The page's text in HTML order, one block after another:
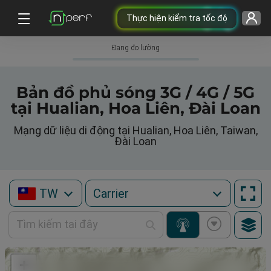
Thực hiện kiểm tra tốc độ
Đang đo lường
Bản đồ phủ sóng 3G / 4G / 5G
tại Hualian, Hoa Liên, Đài Loan
Mạng dữ liệu di động tại Hualian, Hoa Liên, Taiwan,
Đài Loan
TW